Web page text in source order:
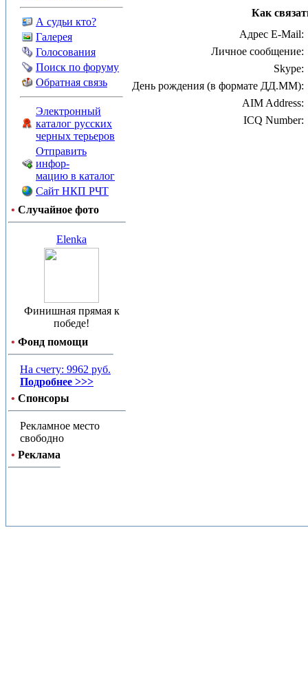
А судьи кто?
Галерея
Голосования
Поиск по форуму
Обратная связь
Электронный
каталог русских
черных терьеров
Отправить
инфор-
мацию в каталог
Сайт НКП РЧТ
• Случайное фото
Elenka
Финишная прямая к
победе!
• Фонд помощи
На счету: 9962 руб.
Подробнее >>>
• Спонсоры
Рекламное место
свободно
• Реклама
Как
Адрес E-Mail:
Личное сообщение:
Skype:
День рождения (в формате ДД.ММ):
AIM Address:
ICQ Number: